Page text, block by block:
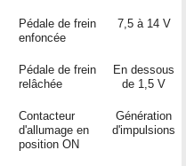
Pédale de frein
enfoncée
7,5 à 14 V
Pédale de frein
relâchée
En dessous
de 1,5 V
Contacteur
d'allumage en
position ON
Génération
d'impulsions